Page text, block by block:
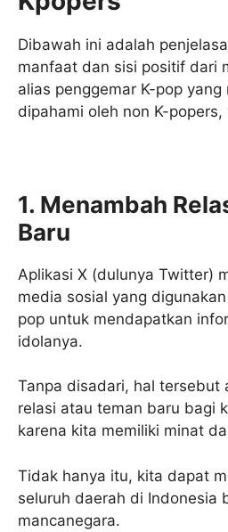
Dibawah ini adalah
manfaat dan sisi positif dari
alias penggemar K-pop
dipahami oleh non K-popers,
1. Menambah
Baru
Aplikasi X (dulunya Twitter)
media sosial yang
pop untuk mendapatkan
idolanya.
Tanpa disadari, hal tersebut
relasi atau teman baru bagi
karena kita memiliki minat
Tidak hanya itu, kita dapat
seluruh daerah di Indonesia
mancanegara.